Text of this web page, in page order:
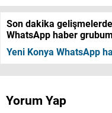
Son dakika
WhatsApp haber
Yeni Konya WhatsApp
Yorum Yap